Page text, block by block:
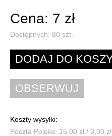
Cena: 7 zł
Dostępnych: 80 szt.
Koszty wysyłki:
Poczta Polska: 15,00 zł / 3,00 zł